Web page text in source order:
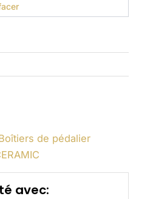
de pédalier
avec: